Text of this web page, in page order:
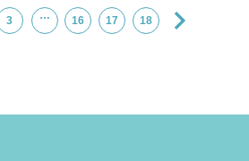
3 … 16 17 18